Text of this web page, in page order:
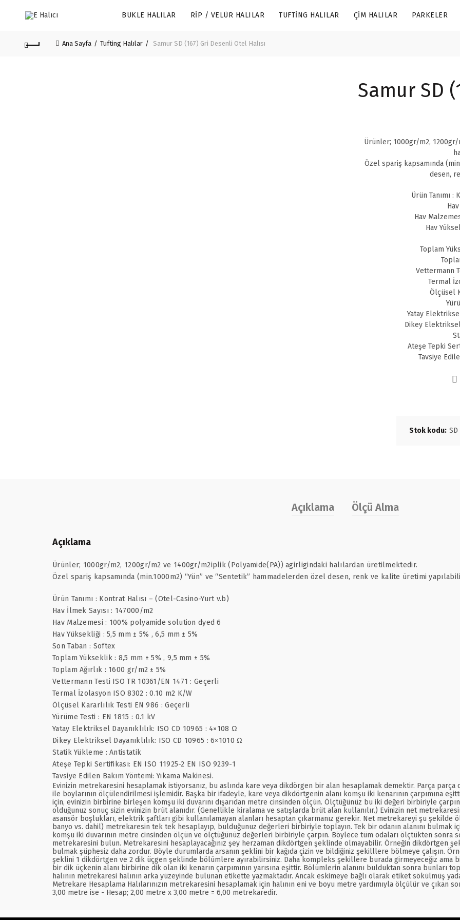
BUKLE HALILAR RIP / VELÜR HALILAR TUFTING HALILAR ÇIM HALILAR PARKELER
Ana Sayfa Tufting Halılar Samur SD (167) Gri Desenli Otel Halısı
Samur SD
Ürünler; 1000gr/m2,
Özel spariş kapsamında
desen,
Ürün Tanımı :
Hav
Hav
Toplam
Vettermann
Termal
Ölçüsel
Yatay
Dikey Elektriksel
Ateşe Tepki
Tavsiye
Stok kodu:
Açıklama Ölçü Alma
Açıklama
Ürünler; 1000gr/m2, 1200gr/m2 ve 1400gr/m2iplik (Polyamide(PA)) agirligindaki halılardan üretilmektedir.
Özel spariş kapsamında (min.1000m2) “Yün” ve “Sentetik” hammadelerden özel desen, renk ve kalite üretimi
Ürün Tanımı : Kontrat Halısı – (Otel-Casino-Yurt v.b)
Hav İlmek Sayısı : 147000/m2
Hav Malzemesi : 100% polyamide solution dyed 6
Hav Yüksekliği : 5,5 mm ± 5% , 6,5 mm ± 5%
Son Taban : Softex
Toplam Yükseklik : 8,5 mm ± 5% , 9,5 mm ± 5%
Toplam Ağırlık : 1600 gr/m2 ± 5%
Vettermann Testi ISO TR 10361/EN 1471 : Geçerli
Termal İzolasyon ISO 8302 : 0.10 m2 K/W
Ölçüsel Kararlılık Testi EN 986 : Geçerli
Yürüme Testi : EN 1815 : 0.1 kV
Yatay Elektriksel Dayanıklılık: ISO CD 10965 : 4×108 Ω
Dikey Elektriksel Dayanıklılık: ISO CD 10965 : 6×1010 Ω
Statik Yükleme : Antistatik
Ateşe Tepki Sertifikası: EN ISO 11925-2 EN ISO 9239-1
Tavsiye Edilen Bakım Yöntemi: Yıkama Makinesi.
Evinizin metrekaresini hesaplamak istiyorsanız, bu aslında kare veya dikdörgen bir alan hesaplamak demektir. Parça
ile boylarının ölçülendirilmesi işlemidir. Başka bir ifadeyle, kare veya dikdörtgenin alanı komşu iki kenarının çarpımına
için, evinizin birbirine birleşen komşu iki duvarını dışarıdan metre cinsinden ölçün. Ölçtüğünüz bu iki değeri birbiriyle
olduğunuz sonuç sizin evinizin brüt alanıdır. (Genellikle kiralama ve satışlarda brüt alan kullanılır.) Evinizin net
asansör boşlukları, elektrik şaftları gibi kullanılamayan alanları hesaptan çıkarmanız gerekir. Net metrekareyi şu şekilde
banyo vs. dahil) metrekaresin tek tek hesaplayıp, bulduğunuz değerleri birbiriyle toplayın. Tek bir odanın alanını bulmak
komşu iki duvarının metre cinsinden ölçün ve ölçtüğünüz değerleri birbiriyle çarpın. Böylece tüm odaları ölçtükten sonra
metrekaresini bulun. Metrekaresini hesaplayacağınız şey herzaman dikdörtgen şeklinde olmayabilir. Örneğin dikdörtgen
bulmak şüphesiz daha zordur. Böyle durumlarda arsanın şeklini bir kağıda çizin ve bildiğiniz şekilllere bölmeye çalışın.
şeklini 1 dikdörtgen ve 2 dik üçgen şeklinde bölümlere ayırabilirsiniz. Daha kompleks şekillere burada girmeyeceğiz ama
bir dik üçkenin alanı birbirine dik olan iki kenarın çarpımının yarısına eşittir. Bölümlerin alanını bulduktan sonra bunları
halının metrekaresi halının arka yüzeyinde bulunan etikette yazmaktadır. Ancak eskimeye bağlı olarak etiket sökülmüş
Metrekare Hesaplama Halılarınızın metrekaresini hesaplamak için halının eni ve boyu metre yardımıyla ölçülür ve çıkan
3,00 metre ise - Hesap; 2,00 metre x 3,00 metre = 6,00 metrekaredir.